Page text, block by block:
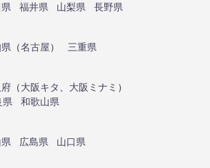
福井県 山梨県
長野県
（名古屋）
三重県
（大阪キタ 大阪ミナミ ）
県
和歌山県
広島県
山口県